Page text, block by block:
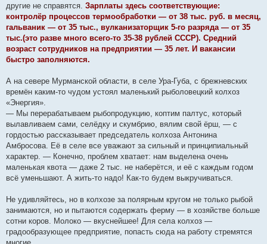
другие не справятся. Зарплаты здесь соответствующие:
контролёр процессов термообработки — от 38 тыс. руб. в месяц,
гальваник — от 35 тыс., вулканизаторщик 5-го разряда — от 35
тыс.(это разве много всего-то 35-38 рублей СССР). Средний
возраст сотрудников на предприятии — 35 лет. И вакансии
быстро заполняются.
А на севере Мурманской области, в селе Ура-Губа, с брежневских
времён каким-то чудом устоял маленький рыболовецкий колхоз
«Энергия».
— Мы перерабатываем рыбопродукцию, коптим палтус, который
вылавливаем сами, селёдку и скумбрию, вялим свой ёрш, — с
гордостью рассказывает председатель колхоза Антонина
Амбросова. Её в селе все уважают за сильный и принципиальный
характер. — Конечно, проблем хватает: нам выделена очень
маленькая квота — даже 2 тыс. не наберётся, и её с каждым годом
всё уменьшают. А жить-то надо! Как-то будем выкручиваться.
Не удивляйтесь, но в колхозе за полярным кругом не только рыбой
занимаются, но и пытаются содержать ферму — в хозяйстве больше
сотни коров. Молоко — вкуснейшее! Для села колхоз —
градообразующее предприятие, попасть сюда на работу стремятся